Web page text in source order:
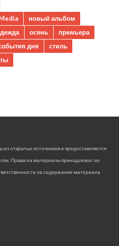
новый альбом
осень
премьера
дня
стиль
открытых источников и предоставляются
Права на материалы принадлежат их
за содержание материала